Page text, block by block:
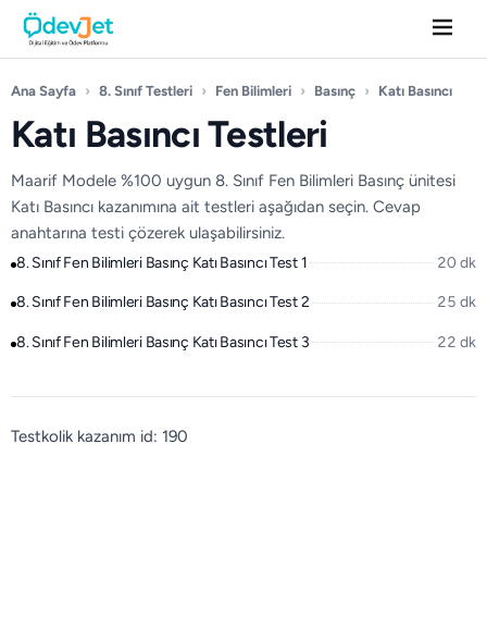
Ana Sayfa › 8. Sınıf Testleri › Fen Bilimleri › Basınç › Katı Basıncı
Katı Basıncı Testleri
Maarif Modele %100 uygun 8. Sınıf Fen Bilimleri Basınç ünitesi
Katı Basıncı kazanımına ait testleri aşağıdan seçin. Cevap
anahtarına testi çözerek ulaşabilirsiniz.
8. Sınıf Fen Bilimleri Basınç Katı Basıncı Test 1 20 dk
8. Sınıf Fen Bilimleri Basınç Katı Basıncı Test 2 25 dk
8. Sınıf Fen Bilimleri Basınç Katı Basıncı Test 3 22 dk
Testkolik kazanım id: 190